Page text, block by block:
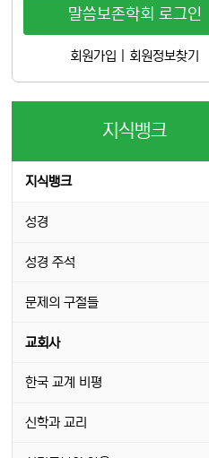
말씀보존학회 로그인
회원가입 회원정보찾기
지식뱅크
지식뱅크
성경
성경 주석
문제의 구절들
교회사
한국 교계 비평
신학과 교리